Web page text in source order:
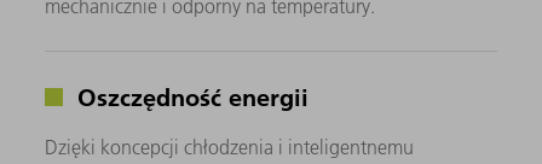
mechanicznie i odporny na temperatury.
Oszczędność energii
Dzięki koncepcji chłodzenia i inteligentnemu